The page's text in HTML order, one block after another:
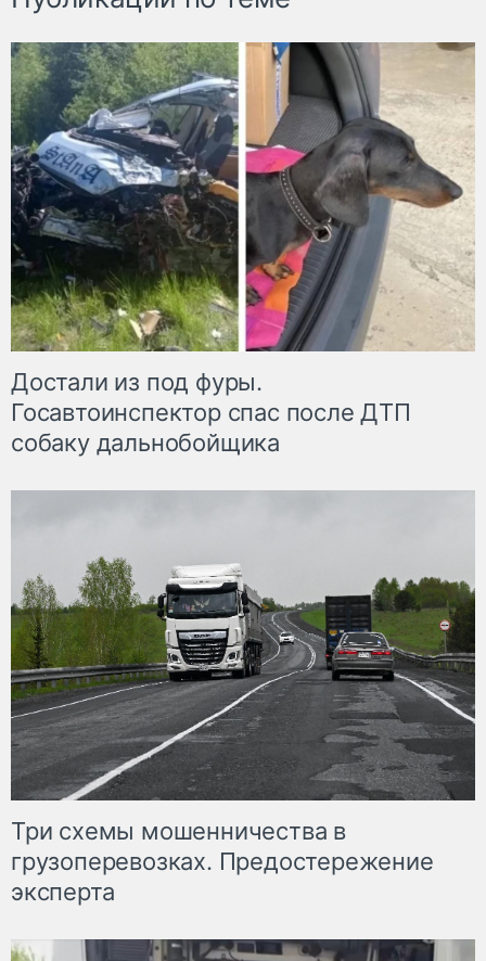
Достали из под фуры.
Госавтоинспектор спас после ДТП
собаку дальнобойщика
Три схемы мошенничества в
грузоперевозках. Предостережение
эксперта